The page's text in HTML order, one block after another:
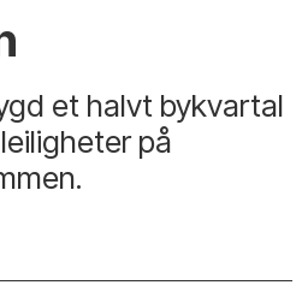
et halvt bykvartal
på